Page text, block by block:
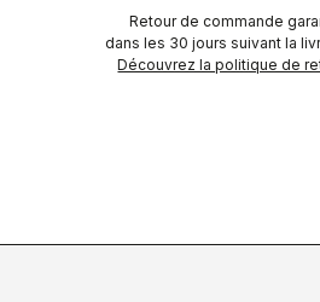
Retour de commande
dans les 30 jours suivant la
Découvrez la politique de